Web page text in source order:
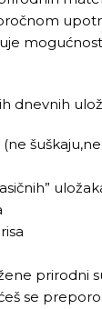
dnevnih
prirodni
se